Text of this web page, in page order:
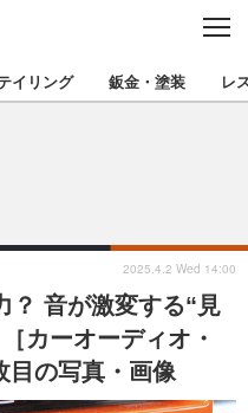
C
S
E
ロショップを地域から探す
北陸
関西
四国
イリング 鈑金・塗装 レ
音が激変する“見
カーオーディオ・
の写真・画像
2025.4.2 Wed 14:00